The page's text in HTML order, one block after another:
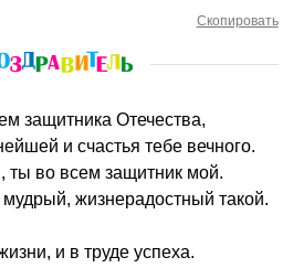
Скопировать
защитника Отечества,
и счастья тебе вечного.
ты во всем защитник мой.
жизнерадостный такой.
и в труде успеха.